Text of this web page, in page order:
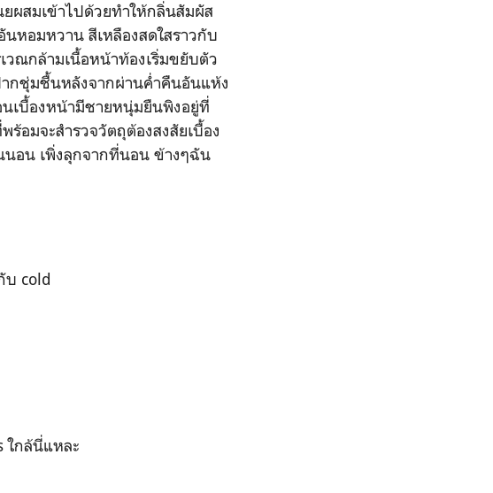
ผสมเข้าไปด้วยทำให้กลิ่นสัมผัส
หอมหวาน สีเหลืองสดใสราวกับ
ณกล้ามเนื้อหน้าท้องเริ่มขยับตัว
ากชุ่มชื้นหลังจากผ่านค่ำคืนอันแห้ง
เบื้องหน้ามีชายหนุ่มยืนพิงอยู่ที่
อมจะสำรวจวัตถุต้องสงสัยเบื้อง
นอน เพิ่งลุกจากที่นอน ข้างๆฉัน
cold
กล้นี่แหละ